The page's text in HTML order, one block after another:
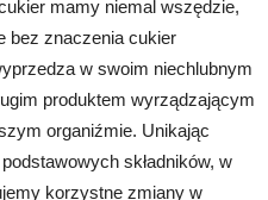
mamy niemal wszędzie,
bez znaczenia cukier
w swoim niechlubnym
produktem wyrządzającym
organiźmie. Unikając
składników, w
korzystne zmiany w